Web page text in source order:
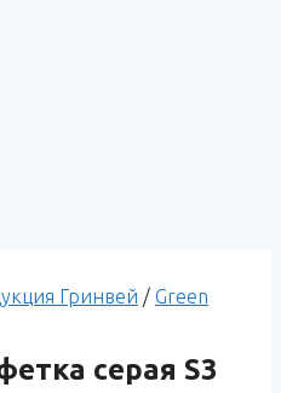
Гринвей / Green
серая S3